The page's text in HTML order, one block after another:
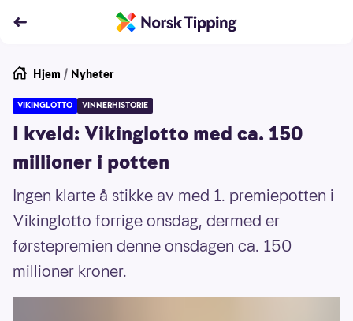
Hjem / Nyheter
VIKINGLOTTO VINNERHISTORIE
I kveld: Vikinglotto med ca. 150
millioner i potten
Ingen klarte å stikke av med 1. premiepotten i
Vikinglotto forrige onsdag, dermed er
førstepremien denne onsdagen ca. 150
millioner kroner.